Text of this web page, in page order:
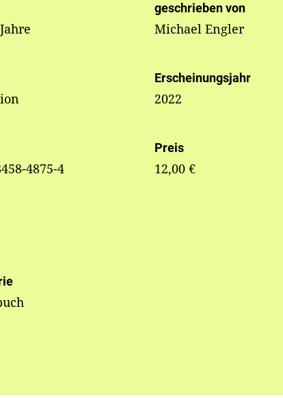
geschrieben von
Michael Engler
Erscheinungsjahr
2022
4875-4
Preis
12,00 €